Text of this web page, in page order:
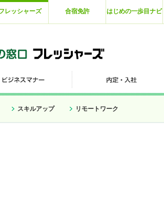
レッシャーズ 合宿免許 はじめの一歩目ナビ
スキルアップ リモートワーク